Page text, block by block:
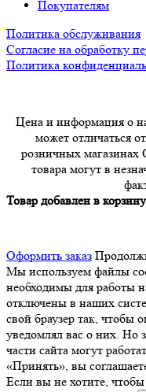
Покупателям
Политика обслуживания
Согласие на обработку
Политика
Цена и информация о
может отличаться
розничных
товара могут в
Товар добавлен в корзину
Оформить заказ
Мы используем файлы
необходимы для работы
отключены в наших
свой браузер так, чтобы
уведомлял вас о них. Но
части сайта могут
«Принять», вы
Если вы не хотите,